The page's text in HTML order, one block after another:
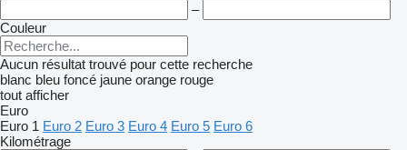
–
Couleur
Aucun résultat trouvé pour cette recherche
blanc bleu foncé jaune orange rouge
tout afficher
Euro
Euro 1 Euro 2 Euro 3 Euro 4 Euro 5 Euro 6
Kilométrage